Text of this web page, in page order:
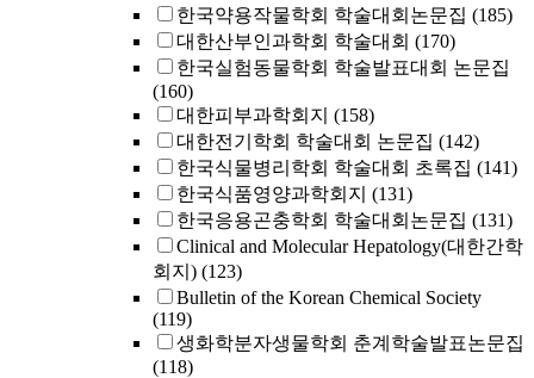
한국약용작물학회 학술대회논문집 (185)
대한산부인과학회 학술대회 (170)
한국실험동물학회 학술발표대회 논문집
(160)
대한피부과학회지 (158)
대한전기학회 학술대회 논문집 (142)
한국식물병리학회 학술대회 초록집 (141)
한국식품영양과학회지 (131)
한국응용곤충학회 학술대회논문집 (131)
Clinical and Molecular Hepatology(대한간학
회지) (123)
Bulletin of the Korean Chemical Society
(119)
생화학분자생물학회 춘계학술발표논문집
(118)